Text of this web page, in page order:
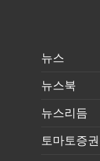
뉴스
뉴스북
뉴스리듬
토마토증